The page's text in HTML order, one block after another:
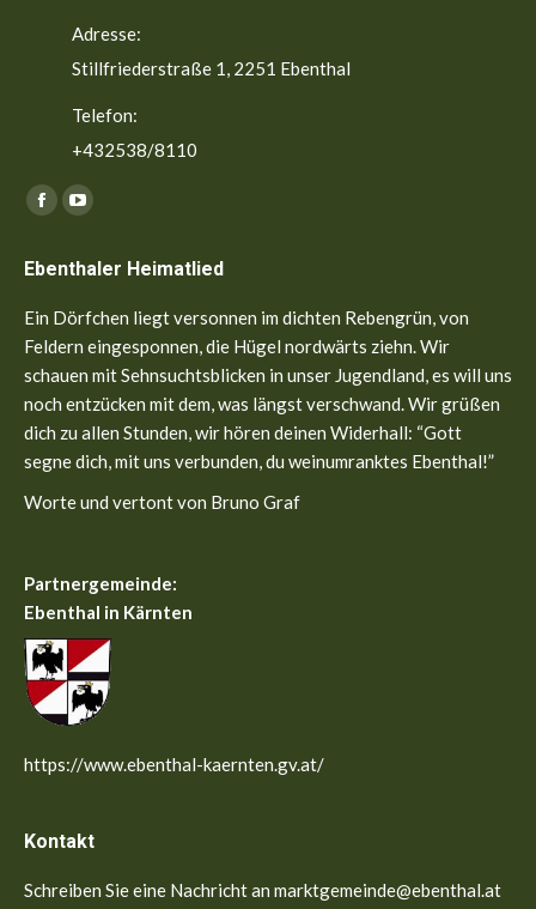
Adresse:
Stillfriederstraße 1, 2251 Ebenthal
Telefon:
+432538/8110
Finden Sie uns auf:
Facebook
opens
in
new
window
YouTube
opens
in
new
window
Ebenthaler Heimatlied
Ein Dörfchen liegt versonnen im dichten Rebengrün, von
Feldern eingesponnen, die Hügel nordwärts ziehn. Wir
schauen mit Sehnsuchtsblicken in unser Jugendland, es will uns
noch entzücken mit dem, was längst verschwand. Wir grüßen
dich zu allen Stunden, wir hören deinen Widerhall: “Gott
segne dich, mit uns verbunden, du weinumranktes Ebenthal!”
Worte und vertont von Bruno Graf
Partnergemeinde:
Ebenthal in Kärnten
https://www.ebenthal-kaernten.gv.at/
Kontakt
Schreiben Sie eine Nachricht an marktgemeinde@ebenthal.at